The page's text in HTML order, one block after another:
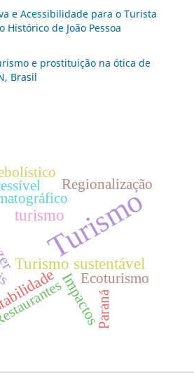
e Acessibilidade para o Turista
Histórico de João Pessoa
e prostituição na ótica de
Brasil
Turismo
Turismo sustentável
turismo
ImpactosEcoturismo
Regionalização
Paraná